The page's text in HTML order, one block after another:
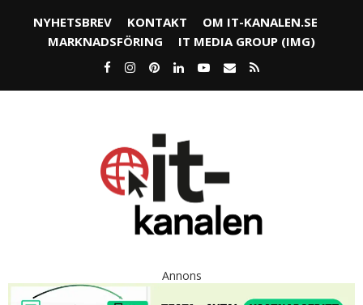
NYHETSBREV KONTAKT
OM IT-KANALEN.SE
MARKNADSFÖRING
IT MEDIA GROUP (IMG)
Annons